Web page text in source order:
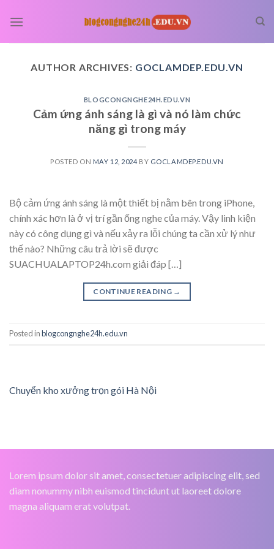
AUTHOR ARCHIVES: GOCLAMDEP.EDU.VN
BLOGCONGNGHE24H.EDU.VN
Cảm ứng ánh sáng là gì và nó làm chức
năng gì trong máy
POSTED ON MAY 12, 2024 BY GOCLAMDEP.EDU.VN
Bộ cảm ứng ánh sáng là một thiết bị nằm bên trong iPhone,
chính xác hơn là ở vị trí gần ống nghe của máy. Vậy linh kiện
này có công dụng gì và nếu xảy ra lỗi chúng ta cần xử lý như
thế nào? Những câu trả lời sẽ được
SUACHUALAPTOP24h.com giải đáp […]
CONTINUE READING →
Posted inblogcongnghe24h.edu.vn
Chuyển kho xưởng trọn gói Hà Nội
Lorem ipsum dolor sit amet, consectetuer adipiscing elit, sed
diam nonummy nibh euismod tincidunt ut laoreet dolore
magna aliquam erat volutpat.